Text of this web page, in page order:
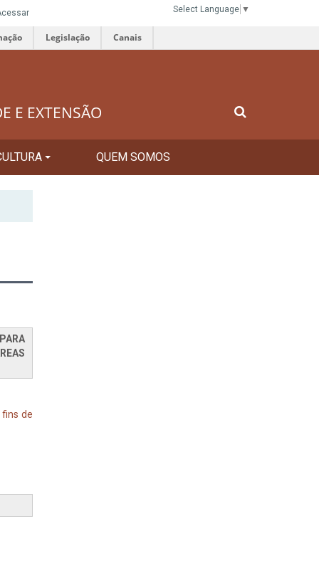
Select Language ▼
Legislação Canais
E EXTENSÃO
QUEM SOMOS
de